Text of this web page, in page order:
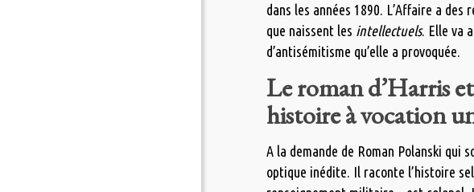
dans les années 1890. L’Affaire a des
que naissent les intellectuels. Elle va
d’antisémitisme qu’elle a provoquée.
Le roman d’Harris
histoire à vocation
A la demande de Roman Polanski qui
optique inédite. Il raconte l’histoire